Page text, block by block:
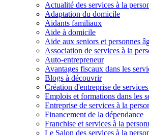
Actualité des services à la
Adaptation du domicile
Aidants familiaux
Aide à domicile
Aide aux seniors et personnes
Association de services à la
Auto-entrepreneur
Avantages fiscaux dans les
Blogs à découvrir
Création d'entreprise de
Emplois et formations dans les
Entreprise de services à la
Financement de la dépendance
Franchise et services à la
Le Salon des services à la